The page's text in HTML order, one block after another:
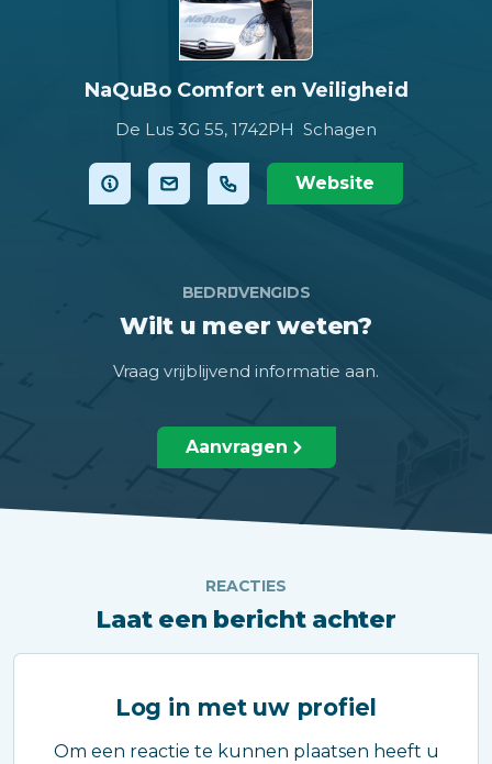
NaQuBo Comfort en Veiligheid
De Lus 3G 55, 1742PH Schagen
Website
BEDRIJVENGIDS
Wilt u meer weten?
Vraag vrijblijvend informatie aan.
Aanvragen
REACTIES
Laat een bericht achter
Log in met uw profiel
Om een reactie te kunnen plaatsen heeft u